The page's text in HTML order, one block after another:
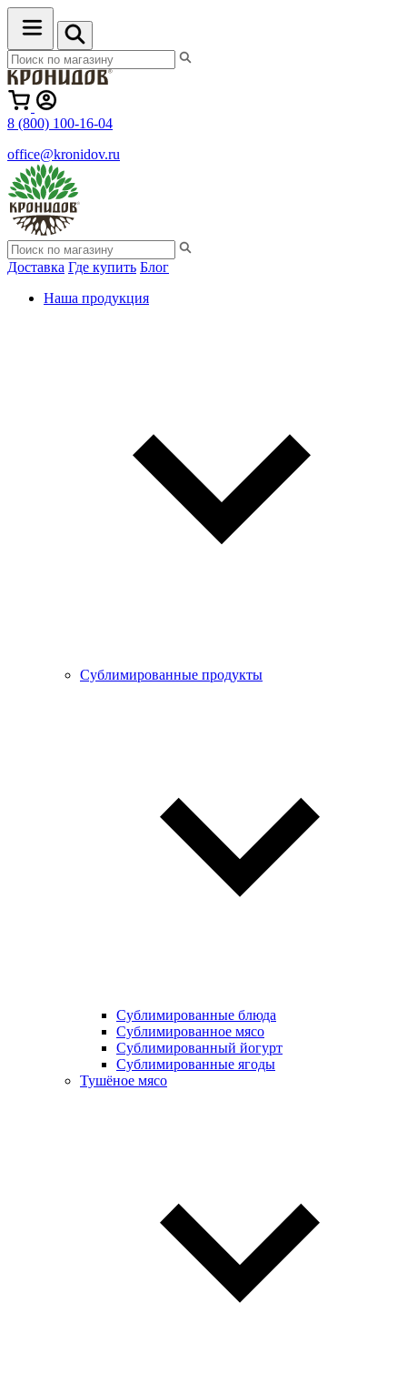
8 (800) 100-16-04
office@kronidov.ru
Доставка Где купить Блог
Наша продукция
Сублимированные продукты
Сублимированные блюда
Cублимированное мясо
Сублимированный йогурт
Сублимированные ягоды
Тушёное мясо